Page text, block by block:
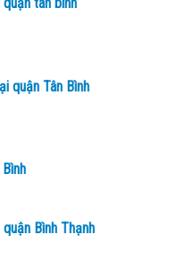
quận Tân Bình
Bình Thạnh